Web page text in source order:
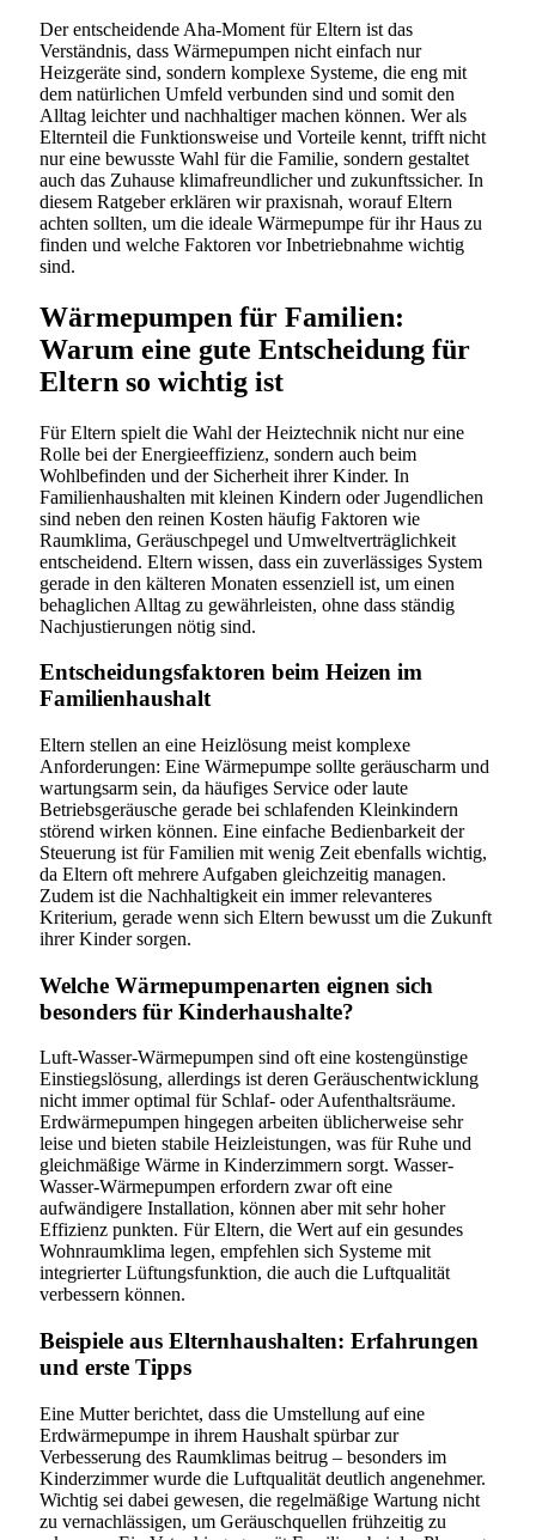
Der entscheidende Aha-Moment für Eltern ist das
Verständnis, dass Wärmepumpen nicht einfach nur
Heizgeräte sind, sondern komplexe Systeme, die eng mit
dem natürlichen Umfeld verbunden sind und somit den
Alltag leichter und nachhaltiger machen können. Wer als
Elternteil die Funktionsweise und Vorteile kennt, trifft nicht
nur eine bewusste Wahl für die Familie, sondern gestaltet
auch das Zuhause klimafreundlicher und zukunftssicher. In
diesem Ratgeber erklären wir praxisnah, worauf Eltern
achten sollten, um die ideale Wärmepumpe für ihr Haus zu
finden und welche Faktoren vor Inbetriebnahme wichtig
sind.
Wärmepumpen für Familien:
Warum eine gute Entscheidung für
Eltern so wichtig ist
Für Eltern spielt die Wahl der Heiztechnik nicht nur eine
Rolle bei der Energieeffizienz, sondern auch beim
Wohlbefinden und der Sicherheit ihrer Kinder. In
Familienhaushalten mit kleinen Kindern oder Jugendlichen
sind neben den reinen Kosten häufig Faktoren wie
Raumklima, Geräuschpegel und Umweltverträglichkeit
entscheidend. Eltern wissen, dass ein zuverlässiges System
gerade in den kälteren Monaten essenziell ist, um einen
behaglichen Alltag zu gewährleisten, ohne dass ständig
Nachjustierungen nötig sind.
Entscheidungsfaktoren beim Heizen im
Familienhaushalt
Eltern stellen an eine Heizlösung meist komplexe
Anforderungen: Eine Wärmepumpe sollte geräuscharm und
wartungsarm sein, da häufiges Service oder laute
Betriebsgeräusche gerade bei schlafenden Kleinkindern
störend wirken können. Eine einfache Bedienbarkeit der
Steuerung ist für Familien mit wenig Zeit ebenfalls wichtig,
da Eltern oft mehrere Aufgaben gleichzeitig managen.
Zudem ist die Nachhaltigkeit ein immer relevanteres
Kriterium, gerade wenn sich Eltern bewusst um die Zukunft
ihrer Kinder sorgen.
Welche Wärmepumpenarten eignen sich
besonders für Kinderhaushalte?
Luft-Wasser-Wärmepumpen sind oft eine kostengünstige
Einstiegslösung, allerdings ist deren Geräuschentwicklung
nicht immer optimal für Schlaf- oder Aufenthaltsräume.
Erdwärmepumpen hingegen arbeiten üblicherweise sehr
leise und bieten stabile Heizleistungen, was für Ruhe und
gleichmäßige Wärme in Kinderzimmern sorgt. Wasser-
Wasser-Wärmepumpen erfordern zwar oft eine
aufwändigere Installation, können aber mit sehr hoher
Effizienz punkten. Für Eltern, die Wert auf ein gesundes
Wohnraumklima legen, empfehlen sich Systeme mit
integrierter Lüftungsfunktion, die auch die Luftqualität
verbessern können.
Beispiele aus Elternhaushalten: Erfahrungen
und erste Tipps
Eine Mutter berichtet, dass die Umstellung auf eine
Erdwärmepumpe in ihrem Haushalt spürbar zur
Verbesserung des Raumklimas beitrug – besonders im
Kinderzimmer wurde die Luftqualität deutlich angenehmer.
Wichtig sei dabei gewesen, die regelmäßige Wartung nicht
zu vernachlässigen, um Geräuschquellen frühzeitig zu